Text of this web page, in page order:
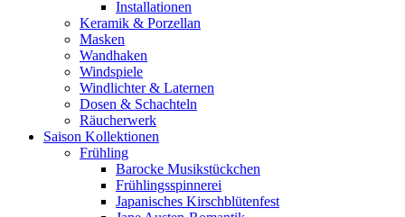
Installationen
Keramik & Porzellan
Masken
Wandhaken
Windspiele
Windlichter & Laternen
Dosen & Schachteln
Räucherwerk
Saison Kollektionen
Frühling
Barocke Musikstückchen
Frühlingsspinnerei
Japanisches Kirschblütenfest